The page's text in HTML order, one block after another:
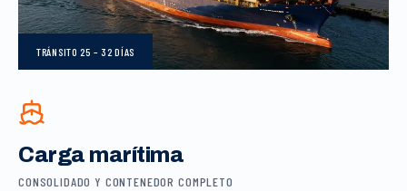
TRÁNSITO 25 – 32 DÍAS
Carga marítima
CONSOLIDADO Y CONTENEDOR COMPLETO